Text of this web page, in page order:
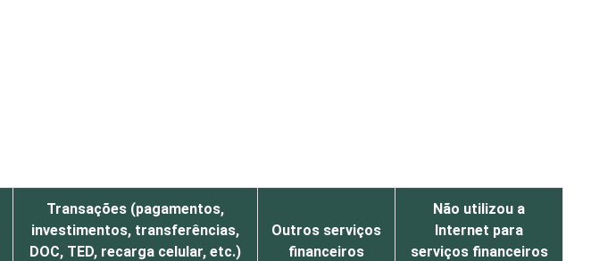
Transações (pagamentos,
investimentos, transferências,
DOC, TED, recarga celular, etc.)
Outros serviços
financeiros
Não utilizou a
Internet para
serviços financeiros